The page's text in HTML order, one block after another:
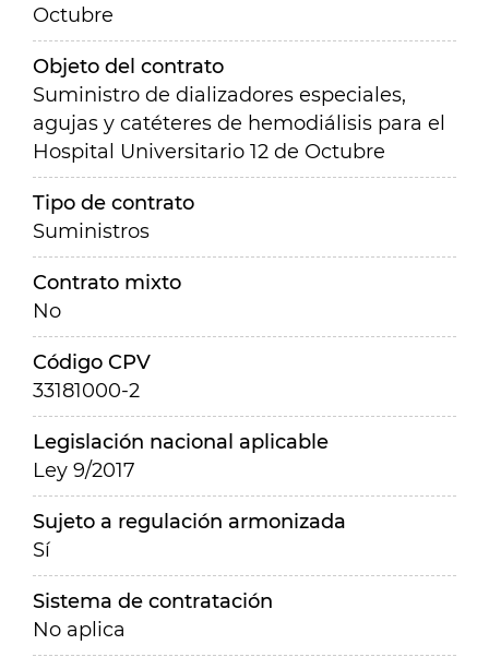
Octubre
Objeto del contrato
Suministro de dializadores especiales,
agujas y catéteres de hemodiálisis para el
Hospital Universitario 12 de Octubre
Tipo de contrato
Suministros
Contrato mixto
No
Código CPV
33181000-2
Legislación nacional aplicable
Ley 9/2017
Sujeto a regulación armonizada
Sí
Sistema de contratación
No aplica